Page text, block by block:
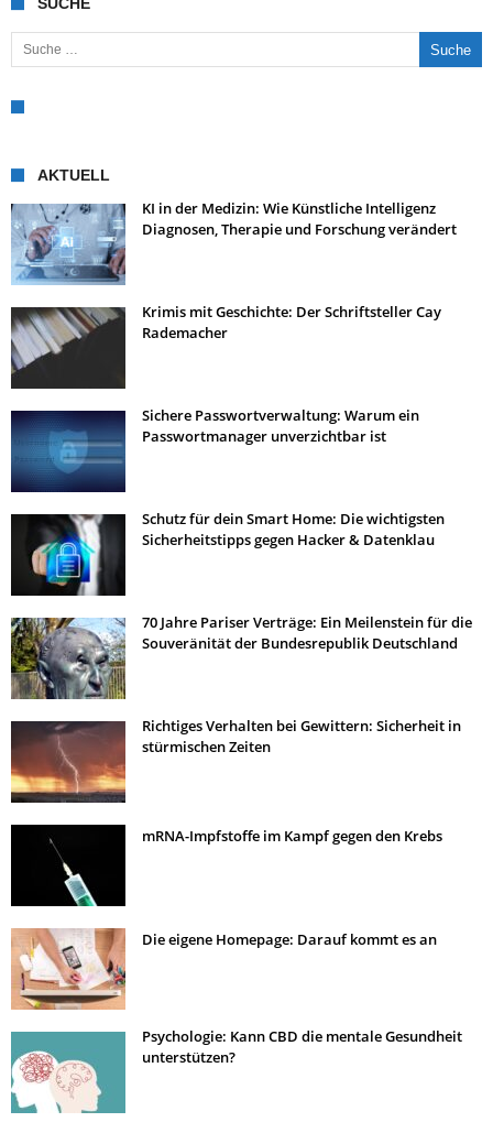
SUCHE
Suche nach:
AKTUELL
KI in der Medizin: Wie Künstliche Intelligenz
Diagnosen, Therapie und Forschung verändert
Krimis mit Geschichte: Der Schriftsteller Cay
Rademacher
Sichere Passwortverwaltung: Warum ein
Passwortmanager unverzichtbar ist
Schutz für dein Smart Home: Die wichtigsten
Sicherheitstipps gegen Hacker & Datenklau
70 Jahre Pariser Verträge: Ein Meilenstein für die
Souveränität der Bundesrepublik Deutschland
Richtiges Verhalten bei Gewittern: Sicherheit in
stürmischen Zeiten
mRNA-Impfstoffe im Kampf gegen den Krebs
Die eigene Homepage: Darauf kommt es an
Psychologie: Kann CBD die mentale Gesundheit
unterstützen?